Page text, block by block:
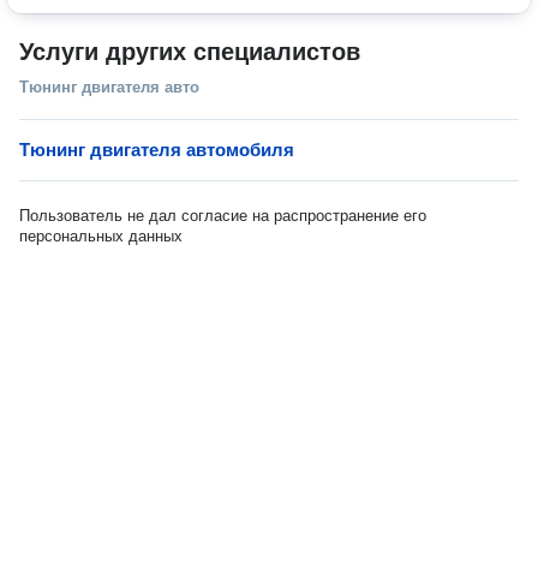
Услуги других специалистов
Тюнинг двигателя авто
Тюнинг двигателя автомобиля
Пользователь не дал согласие на распространение его
персональных данных